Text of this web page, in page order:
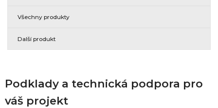
Všechny produkty
Další produkt
Podklady a technická podpora pro
váš projekt